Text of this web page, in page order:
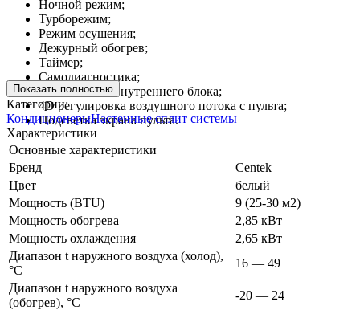
Ночной режим;
Турборежим;
Режим осушения;
Дежурный обогрев;
Таймер;
Самодиагностика;
Самоочистка внутреннего блока;
4D регулировка воздушного потока с пульта;
Подсветка экрана пульта.
Показать полностью
Категории:
КондиционерыНастенные сплит системы
Характеристики
Основные характеристики
Бренд
Centek
Цвет
белый
Мощность (BTU)
9 (25-30 м2)
Мощность обогрева
2,85 кВт
Мощность охлаждения
2,65 кВт
Диапазон t наружного воздуха (холод),
°C
16 — 49
Диапазон t наружного воздуха
(обогрев), °C
-20 — 24